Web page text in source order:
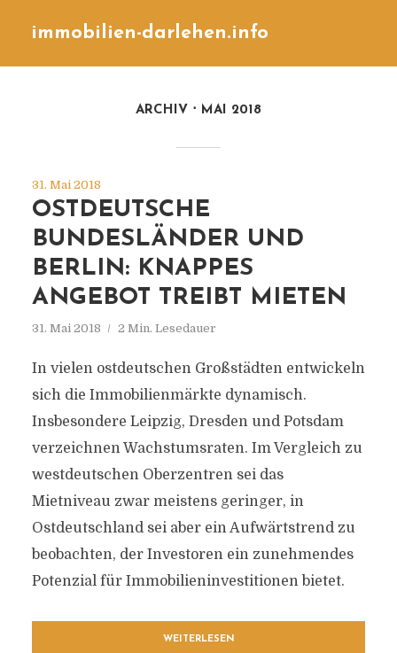
immobilien-darlehen.info
ARCHIV MAI 2018
31. Mai 2018
OSTDEUTSCHE
BUNDESLÄNDER UND
BERLIN: KNAPPES
ANGEBOT TREIBT MIETEN
31. Mai 2018 2 Min. Lesedauer
In vielen ostdeutschen Großstädten entwickeln
sich die Immobilienmärkte dynamisch.
Insbesondere Leipzig, Dresden und Potsdam
verzeichnen Wachstumsraten. Im Vergleich zu
westdeutschen Oberzentren sei das
Mietniveau zwar meistens geringer, in
Ostdeutschland sei aber ein Aufwärtstrend zu
beobachten, der Investoren ein zunehmendes
Potenzial für Immobilieninvestitionen bietet.
WEITERLESEN